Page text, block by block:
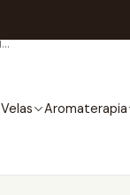
Velas Aromaterapia